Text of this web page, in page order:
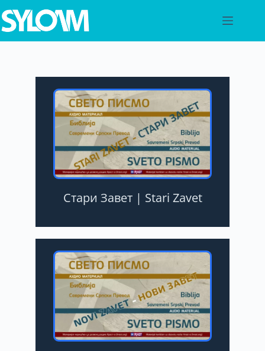
Стари Завет | Stari Zavet